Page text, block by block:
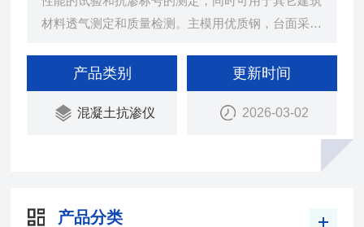
材料透气测定和质量检测。主模用优质钢，台面采用
产品类别
混凝土抗渗仪
更新时间
2026-03-02
产品分类